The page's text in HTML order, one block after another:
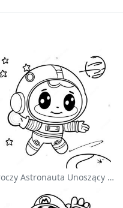
Uroczy Astronauta Unoszący Się W Kosmosie - Kolorowanka